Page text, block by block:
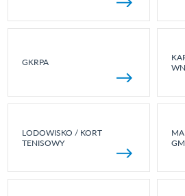
GKRPA
LODOWISKO / KORT
TENISOWY